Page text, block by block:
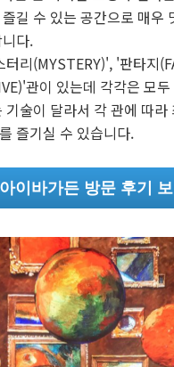
길 수 있는 공간으로 매우
다.
터리(MYSTERY)', '판타지
관이 있는데 각각은 모
기술이 달라서 각 관에 따라
즐기실 수 있습니다.
이바가든 방문 후기 보